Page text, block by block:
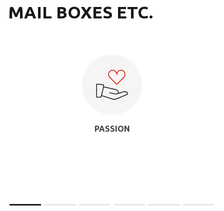
MAIL BOXES ETC.
PASSION